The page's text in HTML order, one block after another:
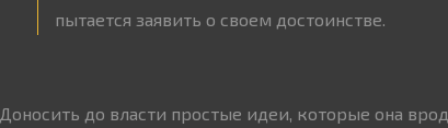
пытается заявить о своем достоинстве.
Доносить до власти простые идеи, которые она